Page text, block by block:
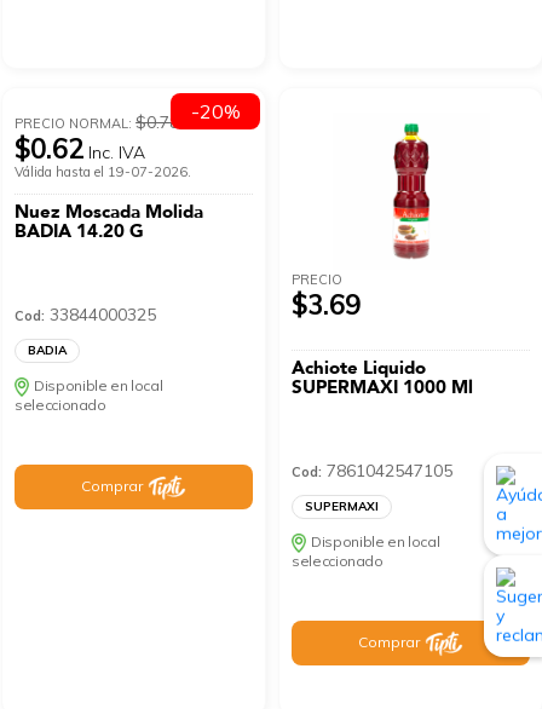
PRECIO NORMAL:$0.78
$0.62 Inc. IVA
Válida hasta el 19-07-2026.
Nuez Moscada Molida
BADIA 14.20 G
Cod: 33844000325
BADIA
Disponible en local
seleccionado
Comprar
-20%
PRECIO
$3.69
Achiote Liquido
SUPERMAXI 1000 Ml
Cod: 7861042547105
SUPERMAXI
Disponible en local
seleccionado
Comprar